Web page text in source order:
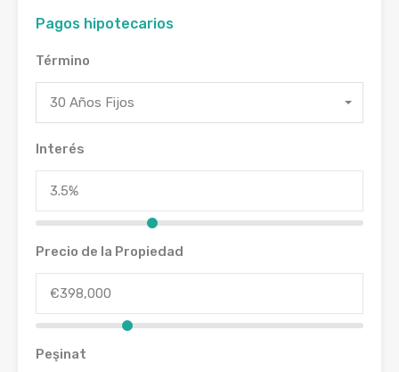
Pagos hipotecarios
Término
30 Años Fijos
Interés
Precio de la Propiedad
Peşinat